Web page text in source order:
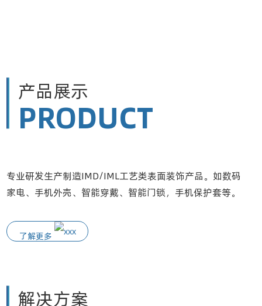
产品展示
PRODUCT
专业研发生产制造IMD/IML工艺类表面装饰产品。如数码
家电、手机外壳、智能穿戴、智能门锁，手机保护套等。
了解更多
解决方案